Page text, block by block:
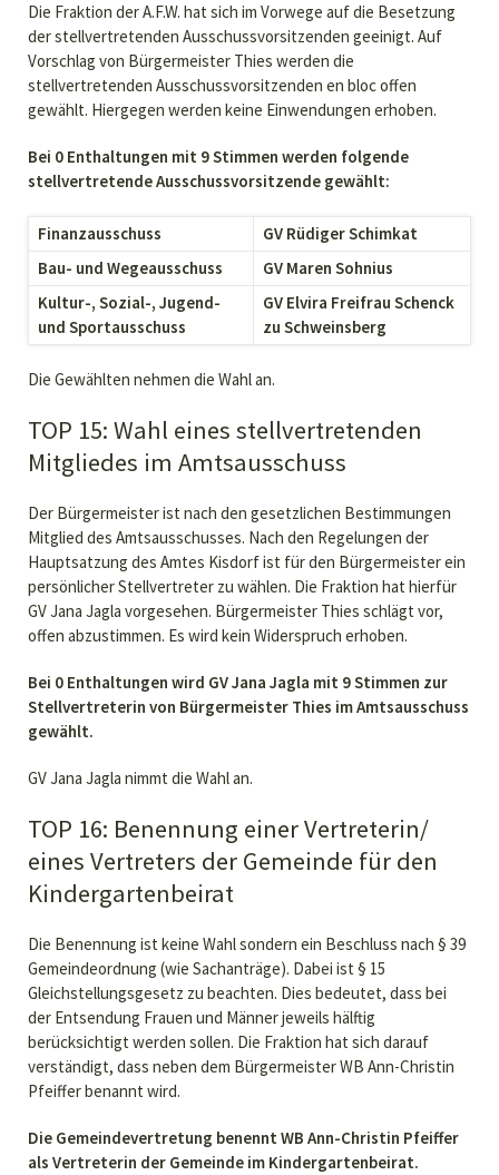
Die Fraktion der A.F.W. hat sich im Vorwege auf die Besetzung
der stellvertretenden Ausschussvorsitzenden geeinigt. Auf
Vorschlag von Bürgermeister Thies werden die
stellvertretenden Ausschussvorsitzenden en bloc offen
gewählt. Hiergegen werden keine Einwendungen erhoben.
Bei 0 Enthaltungen mit 9 Stimmen werden folgende
stellvertretende Ausschussvorsitzende gewählt:
Finanzausschuss
GV Rüdiger Schimkat
Bau- und Wegeausschuss
GV Maren Sohnius
Kultur-, Sozial-, Jugend-
und Sportausschuss
GV Elvira Freifrau Schenck
zu Schweinsberg
Die Gewählten nehmen die Wahl an.
TOP 15: Wahl eines stellvertretenden
Mitgliedes im Amtsausschuss
Der Bürgermeister ist nach den gesetzlichen Bestimmungen
Mitglied des Amtsausschusses. Nach den Regelungen der
Hauptsatzung des Amtes Kisdorf ist für den Bürgermeister ein
persönlicher Stellvertreter zu wählen. Die Fraktion hat hierfür
GV Jana Jagla vorgesehen. Bürgermeister Thies schlägt vor,
offen abzustimmen. Es wird kein Widerspruch erhoben.
Bei 0 Enthaltungen wird GV Jana Jagla mit 9 Stimmen zur
Stellvertreterin von Bürgermeister Thies im Amtsausschuss
gewählt.
GV Jana Jagla nimmt die Wahl an.
TOP 16: Benennung einer Vertreterin/
eines Vertreters der Gemeinde für den
Kindergartenbeirat
Die Benennung ist keine Wahl sondern ein Beschluss nach § 39
Gemeindeordnung (wie Sachanträge). Dabei ist § 15
Gleichstellungsgesetz zu beachten. Dies bedeutet, dass bei
der Entsendung Frauen und Männer jeweils hälftig
berücksichtigt werden sollen. Die Fraktion hat sich darauf
verständigt, dass neben dem Bürgermeister WB Ann-Christin
Pfeiffer benannt wird.
Die Gemeindevertretung benennt WB Ann-Christin Pfeiffer
als Vertreterin der Gemeinde im Kindergartenbeirat.